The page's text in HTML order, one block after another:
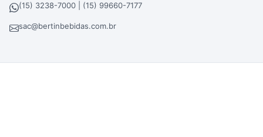
(15) 3238-7000 | (15) 99660-7177
sac@bertinbebidas.com.br